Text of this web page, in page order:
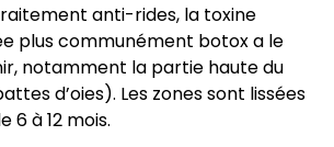
anti-rides, la toxine
plus communément botox a le
notamment la partie haute du
d’oies). Les zones sont lissées
6 à 12 mois.